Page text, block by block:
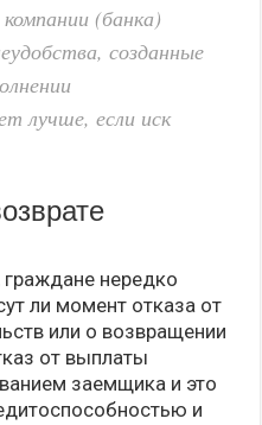
(банка)
созданные
лучше, если иск
граждане нередко
ли момент отказа от
или о возвращении
от выплаты
заемщика и это
и